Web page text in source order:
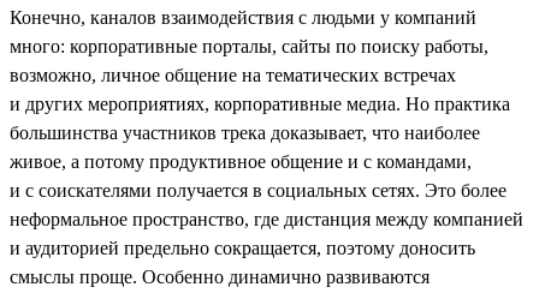
Конечно, каналов взаимодействия с людьми у компаний
много: корпоративные порталы, сайты по поиску работы,
возможно, личное общение на тематических встречах
и других мероприятиях, корпоративные медиа. Но практика
большинства участников трека доказывает, что наиболее
живое, а потому продуктивное общение и с командами,
и с соискателями получается в социальных сетях. Это более
неформальное пространство, где дистанция между компанией
и аудиторией предельно сокращается, поэтому доносить
смыслы проще. Особенно динамично развиваются